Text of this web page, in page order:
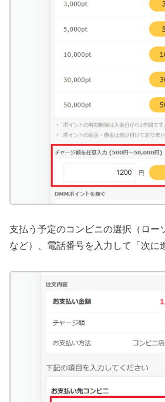
支払う予定のコンビニの選択（ロー
など）、電話番号を入力して「次に